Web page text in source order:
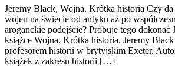
Jeremy Black, Wojna. Krótka historia Czy da
wojen na świecie od antyku aż po
aroganckie podejście? Próbuje tego dokonać
książce Wojna. Krótka historia. Jeremy
profesorem historii w brytyjskim Exeter.
książek z zakresu historii […]